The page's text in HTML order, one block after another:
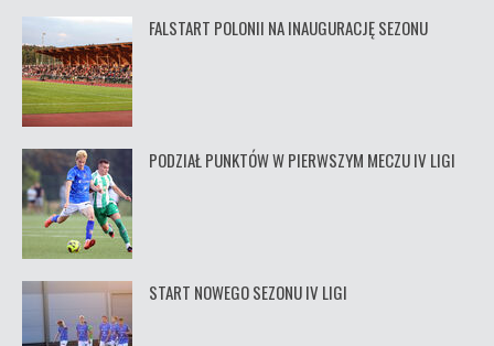
FALSTART POLONII NA INAUGURACJĘ SEZONU
PODZIAŁ PUNKTÓW W PIERWSZYM MECZU IV LIGI
START NOWEGO SEZONU IV LIGI